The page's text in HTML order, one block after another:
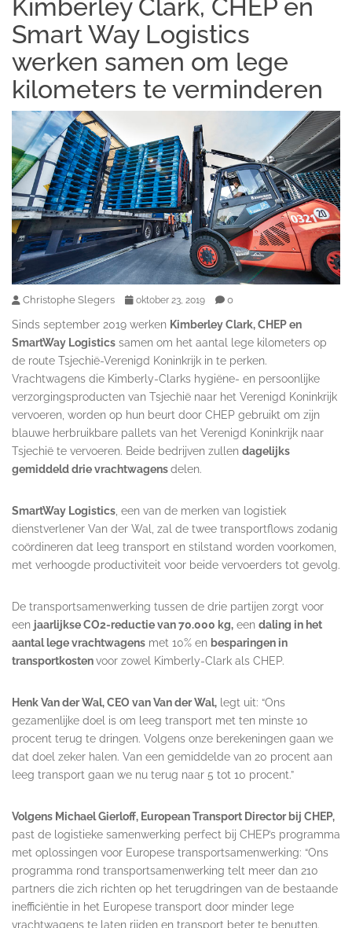
Kimberley Clark, CHEP en
Smart Way Logistics
werken samen om lege
kilometers te verminderen
Christophe Slegers oktober 23, 2019 0
Sinds september 2019 werken Kimberley Clark, CHEP en
SmartWay Logistics samen om het aantal lege kilometers op
de route Tsjechië-Verenigd Koninkrijk in te perken.
Vrachtwagens die Kimberly-Clarks hygiëne- en persoonlijke
verzorgingsproducten van Tsjechië naar het Verenigd Koninkrijk
vervoeren, worden op hun beurt door CHEP gebruikt om zijn
blauwe herbruikbare pallets van het Verenigd Koninkrijk naar
Tsjechië te vervoeren. Beide bedrijven zullen dagelijks
gemiddeld drie vrachtwagensdelen.
SmartWay Logistics , een van de merken van logistiek
dienstverlener Van der Wal, zal de twee transportflows zodanig
coördineren dat leeg transport en stilstand worden voorkomen,
met verhoogde productiviteit voor beide vervoerders tot gevolg.
De transportsamenwerking tussen de drie partijen zorgt voor
een jaarlijkse CO2-reductie van 70.000 kg, een daling in het
aantal lege vrachtwagens met 10% en besparingen in
transportkostenvoor zowel Kimberly-Clark als CHEP.
Henk Van der Wal, CEO van Van der Wal, legt uit: “Ons
gezamenlijke doel is om leeg transport met ten minste 10
procent terug te dringen. Volgens onze berekeningen gaan we
dat doel zeker halen. Van een gemiddelde van 20 procent aan
leeg transport gaan we nu terug naar 5 tot 10 procent.”
Volgens Michael Gierloff, European Transport Director bij CHEP,
past de logistieke samenwerking perfect bij CHEP’s programma
met oplossingen voor Europese transportsamenwerking: “Ons
programma rond transportsamenwerking telt meer dan 210
partners die zich richten op het terugdringen van de bestaande
inefficiëntie in het Europese transport door minder lege
vrachtwagens te laten rijden en transport beter te benutten.